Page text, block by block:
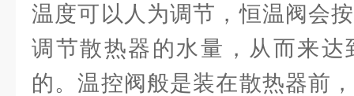
温度可以人为调节，恒温阀会
调节散热器的水量，从而来达
的。温控阀般是装在散热器前